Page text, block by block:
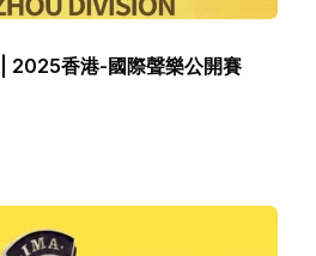
2025香港-國際聲樂公開賽